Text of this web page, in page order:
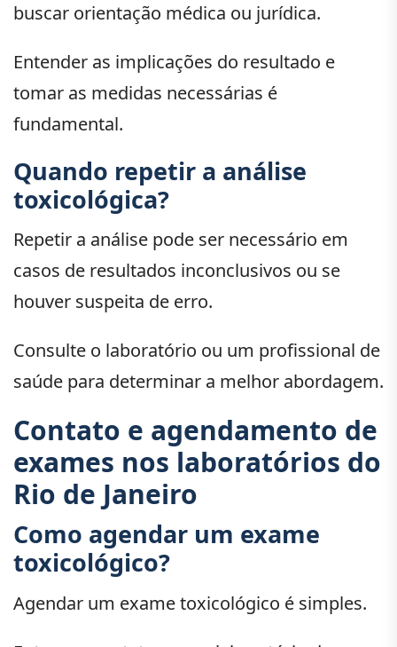
buscar orientação médica ou jurídica.
Entender as implicações do resultado e
tomar as medidas necessárias é
fundamental.
Quando repetir a análise
toxicológica?
Repetir a análise pode ser necessário em
casos de resultados inconclusivos ou se
houver suspeita de erro.
Consulte o laboratório ou um profissional de
saúde para determinar a melhor abordagem.
Contato e agendamento de
exames nos laboratórios do
Rio de Janeiro
Como agendar um exame
toxicológico?
Agendar um exame toxicológico é simples.